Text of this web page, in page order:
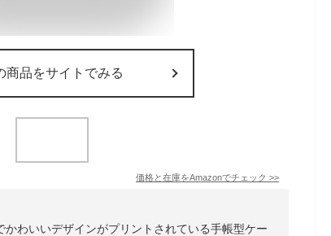
商品をサイトでみる
価格と在庫をAmazonでチェック >>
わいいデザインがプリントされている手帳型ケー